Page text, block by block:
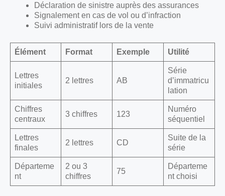
Déclaration de sinistre auprès des assurances
Signalement en cas de vol ou d’infraction
Suivi administratif lors de la vente
Élément Format Exemple Utilité
Lettres
initiales
2 lettres AB
Série
d’immatricu
lation
Chiffres
centraux
3 chiffres 123
Numéro
séquentiel
Lettres
finales
2 lettres CD
Suite de la
série
Départeme
nt
2 ou 3
chiffres
75
Départeme
nt choisi